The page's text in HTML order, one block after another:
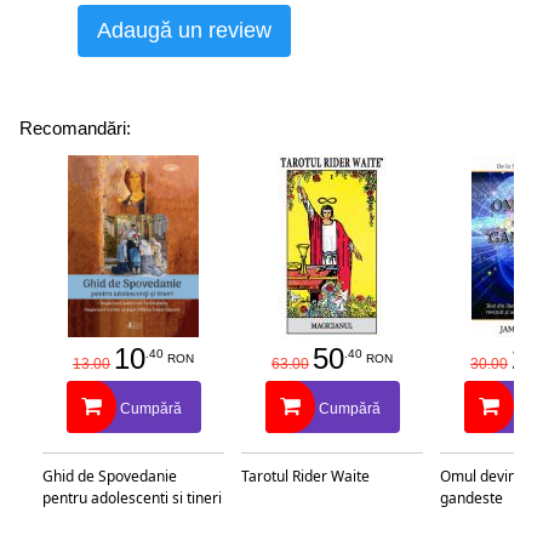
Adaugă un review
Recomandări:
13.00 10.40 RON
Cumpără
Ghid de Spovedanie
pentru adolescenti si tineri
63.00 50.40 RON
Cumpără
Tarotul Rider Waite
30.00 25
Omul devine
gandeste